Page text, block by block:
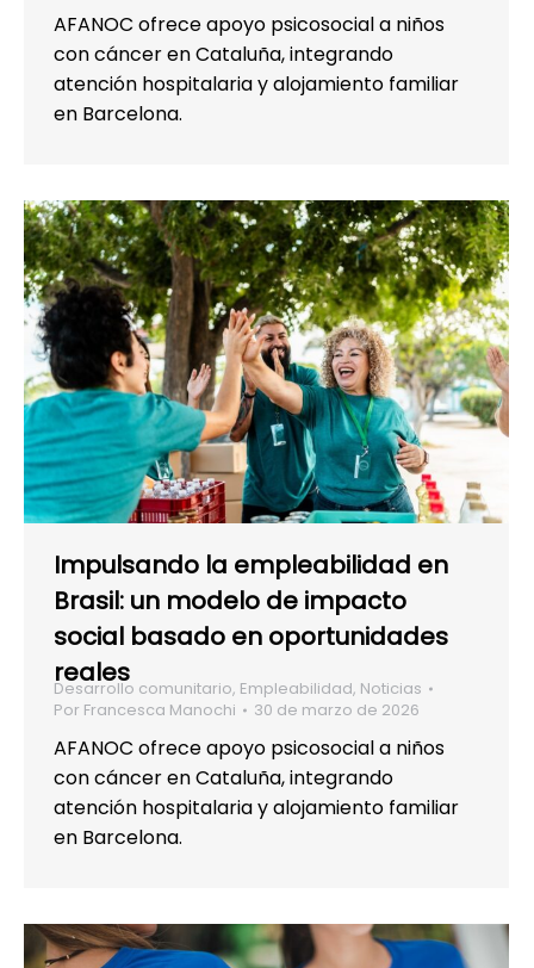
AFANOC ofrece apoyo psicosocial a niños
con cáncer en Cataluña, integrando
atención hospitalaria y alojamiento familiar
en Barcelona.
Impulsando la empleabilidad en
Brasil: un modelo de impacto
social basado en oportunidades
reales
Desarrollo comunitario, Empleabilidad, Noticias
Por Francesca Manochi 30 de marzo de 2026
AFANOC ofrece apoyo psicosocial a niños
con cáncer en Cataluña, integrando
atención hospitalaria y alojamiento familiar
en Barcelona.